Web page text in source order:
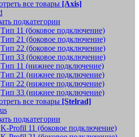
все товары [Axis]
подкатегории
Tип 11 (боковое подключение)
Тип 21 (боковое подключение)
Тип 22 (боковое подключение)
Тип 33 (боковое подключение)
Тип 11 (нижнее подключение)
Тип 21 (нижнее подключение)
Тип 22 (нижнее подключение)
Тип 33 (нижнее подключение)
все товары [Stelrad]
подкатегории
K-Profil 11 (боковое подключение)